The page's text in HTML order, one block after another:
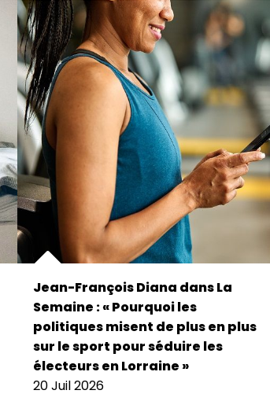
Jean-François Diana dans La
Semaine : « Pourquoi les
politiques misent de plus en plus
sur le sport pour séduire les
électeurs en Lorraine »
20 Juil 2026